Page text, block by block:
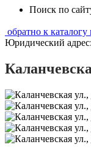
Поиск по
обратно к
Юридический адрес: